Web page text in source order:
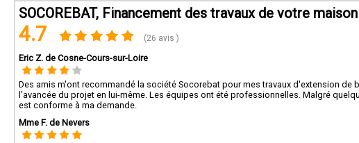
SOCOREBAT, Financement des travaux de votre
4.7 (26 avis )
Eric Z. de Cosne-Cours-sur-Loire
Des amis m'ont recommandé la société Socorebat pour mes travaux d'extension de
l'avancée du projet en lui-même. Les équipes ont été professionnelles. Malgré
est conforme à ma demande.
Mme F. de Nevers